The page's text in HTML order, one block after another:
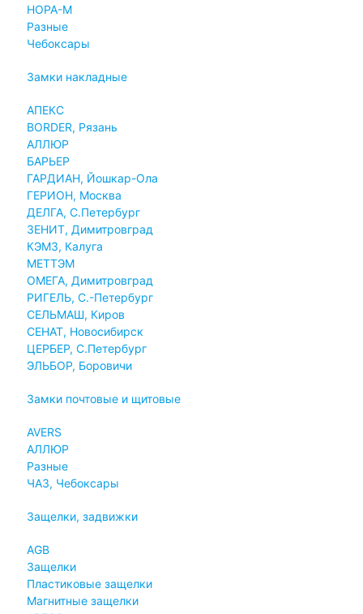
НОРА-М
Разные
Чебоксары
Замки накладные
АПЕКС
BORDER, Рязань
АЛЛЮР
БАРЬЕР
ГАРДИАН, Йошкар-Ола
ГЕРИОН, Москва
ДЕЛГА, С.Петербург
ЗЕНИТ, Димитровград
КЭМЗ, Калуга
МЕТТЭМ
ОМЕГА, Димитровград
РИГЕЛЬ, С.-Петербург
СЕЛЬМАШ, Киров
СЕНАТ, Новосибирск
ЦЕРБЕР, С.Петербург
ЭЛЬБОР, Боровичи
Замки почтовые и щитовые
AVERS
АЛЛЮР
Разные
ЧАЗ, Чебоксары
Защелки, задвижки
AGB
Защелки
Пластиковые защелки
Магнитные защелки